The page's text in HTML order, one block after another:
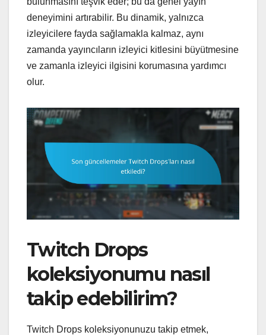
deneyimini artırabilir. Bu dinamik, yalnızca
izleyicilere fayda sağlamakla kalmaz, aynı
zamanda yayıncıların izleyici kitlesini büyütmesine
ve zamanla izleyici ilgisini korumasına yardımcı
olur.
Twitch Drops
koleksiyonumu nasıl
takip edebilirim?
Twitch Drops koleksiyonunuzu takip etmek,